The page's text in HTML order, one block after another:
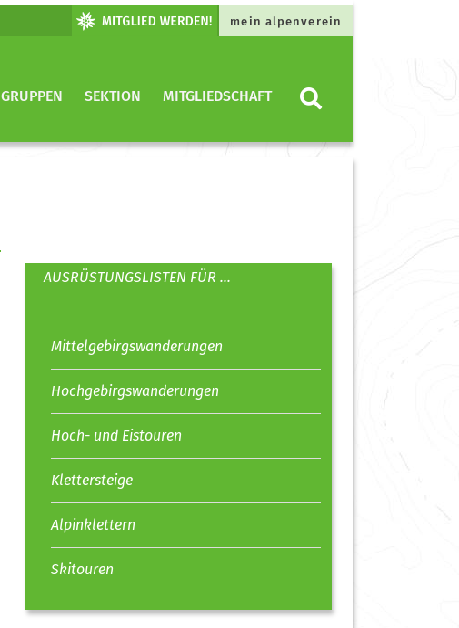
mein alpenverein
GRUPPEN SEKTION MITGLIEDSCHAFT
AUSRÜSTUNGSLISTEN FÜR ...
Mittelgebirgswanderungen
Hochgebirgswanderungen
Hoch- und Eistouren
Klettersteige
Alpinklettern
Skitouren